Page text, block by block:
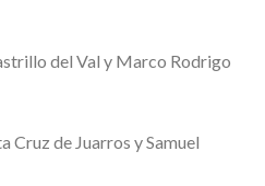
del Val y Marco Rodrigo
Cruz de Juarros y Samuel